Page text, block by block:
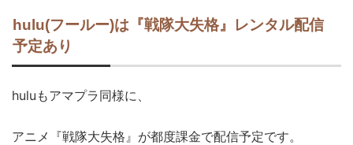
hulu(フールー)は『戦隊大失格』レンタル配信
予定あり
huluもアマプラ同様に、
アニメ『戦隊大失格』が都度課金で配信予定です。